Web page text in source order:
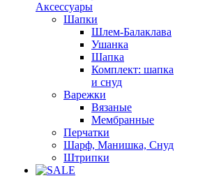
Аксессуары
Шапки
Шлем-Балаклава
Ушанка
Шапка
Комплект: шапка
и снуд
Варежки
Вязаные
Мембранные
Перчатки
Шарф, Манишка, Снуд
Штрипки